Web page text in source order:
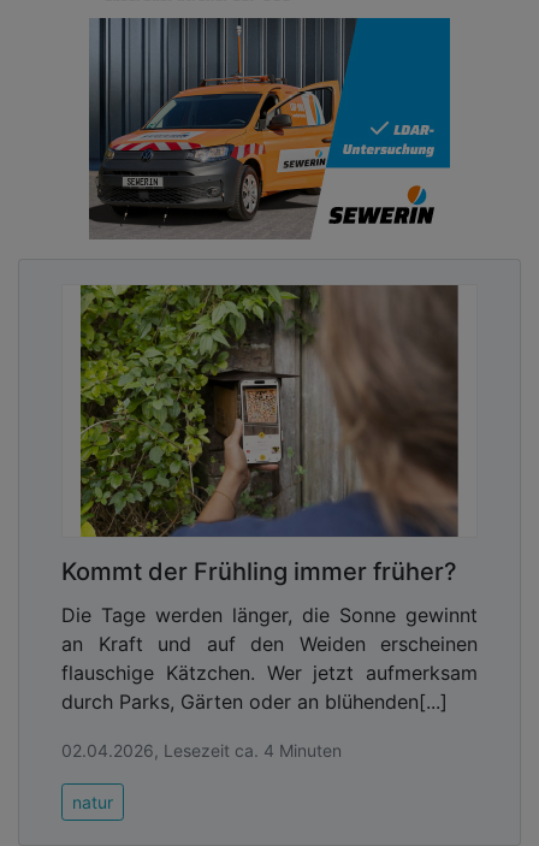
Mechanismen. Pflanzen spenden Schatten und
schützen vor direkter Sonneneinstrahlung. Die
Verdunstung von Wasser entzieht der Luft Wärme.
Gründächer verdunsten je nach Ausführung täglich
mehrere Liter Wasser pro Quadratmeter. 100 m²
Gründächer haben – je nach Bewuchs – in etwa die
gleiche Kühlleistung wie große Bäume. Sie leisten
einen messbaren Beitrag zur Abkühlung von
Gebäuden und Umgebung. Zudem speichert
Asphalt. Wichtig für den erholsamen Schlaf in der
Nacht.
Klimaangepasster Umbau braucht Tempo
und Verbindlichkeit
Dieser Sommer zeigt: Hitzephasen werden
intensiver und länger. Bereits jetzt im Juni wurden
europaweit Hitzerekorde gebrochen. Um die
Lebensqualität in unseren Städten zu erhalten,
muss die wasserbewusste Stadtentwicklung
konsequent und umfassend vorangetrieben
werden. Dies bedeutet mehr entsiegelte Flächen
und neue Grünstrukturen, ein dichteres Netz an
Straßenbäumen, verpflichtende Vorgaben oder
klare Anreize für Dach- und Fassadenbegrünung
Regenwasserbewirtschaftung und Stadtgrün.
Kommt der Frühling immer früher?
Die Tage werden länger, die Sonne gewinnt
an Kraft und auf den Weiden erscheinen
flauschige Kätzchen. Wer jetzt aufmerksam
durch Parks, Gärten oder an blühenden[...]
02.04.2026, Lesezeit ca. 4 Minuten
natur